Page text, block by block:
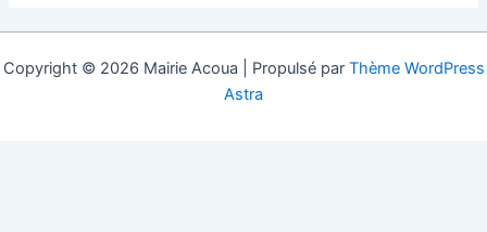
Copyright © 2026 Mairie Acoua | Propulsé par Thème WordPress
Astra